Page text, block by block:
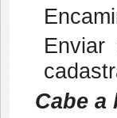
Cabe a